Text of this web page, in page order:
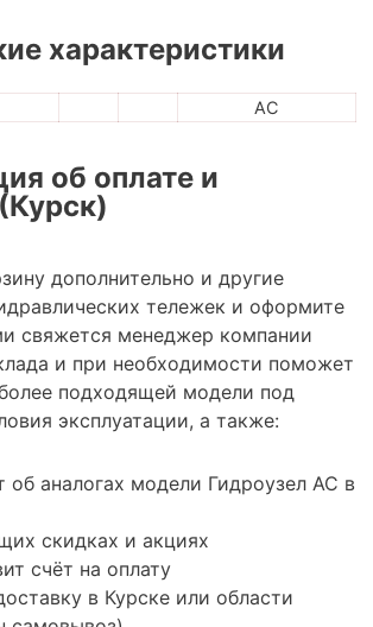
характеристики
AC
об оплате и
дополнительно и другие
тележек и оформите
свяжется менеджер компании
и при необходимости поможет
подходящей модели под
эксплуатации, а также:
об аналогах модели Гидроузел AC в
скидках и акциях
счёт на оплату
в Курске или области